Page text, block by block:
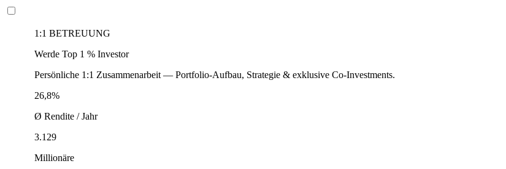
1:1 BETREUUNG
Werde Top 1 % Investor
Persönliche 1:1 Zusammenarbeit — Portfolio-Aufbau, Strategie & exklusive Co-Investments.
26,8%
Ø Rendite / Jahr
3.129
Millionäre